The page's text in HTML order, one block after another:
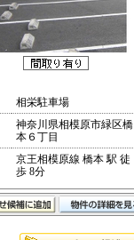
相栄駐車場
神奈川県相模原市緑区橋
本６丁目
京王相模原線 橋本 駅 徒
歩 8分